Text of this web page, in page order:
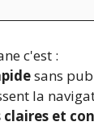
c'est :
sans
la
claires et